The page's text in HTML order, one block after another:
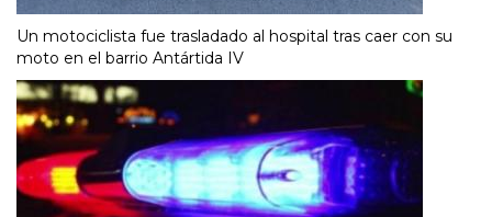
Un motociclista fue trasladado al hospital tras caer con su
moto en el barrio Antártida IV